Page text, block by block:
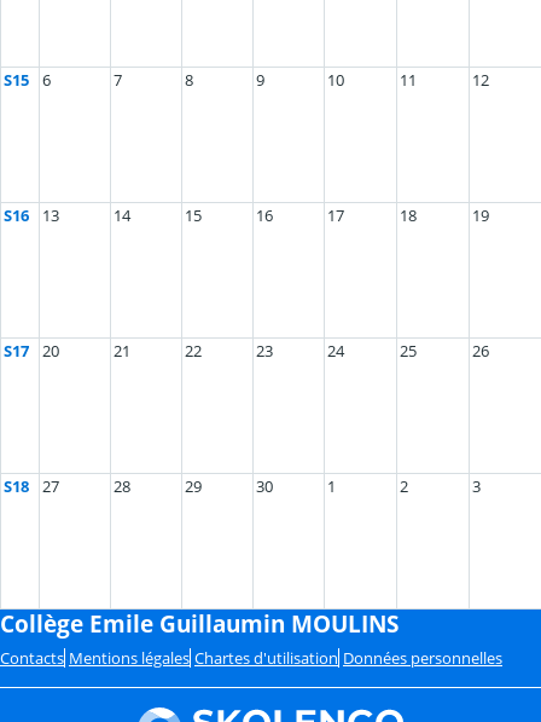
S15 6 7 8 9 10 11 12
S16 13 14 15 16 17 18 19
S17 20 21 22 23 24 25 26
S18 27 28 29 30 1 2 3
Collège Emile Guillaumin MOULINS
Contacts Mentions légales Chartes d'utilisation Données personnelles